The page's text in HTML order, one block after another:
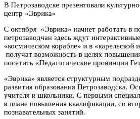
В Петрозаводске презентовали
центр «Эврика»
С октября «Эврика» начнет работать в
петрозаводчан здесь ждут
«космическом корабле» и в «карельской
получат возможность в целях
посетить «Педагогические провинции
«Эврика» является структурным
развития образования Петрозаводска.
учителя и школьники. С первыми
в плане повышения квалификации, со
познавательных занятий.